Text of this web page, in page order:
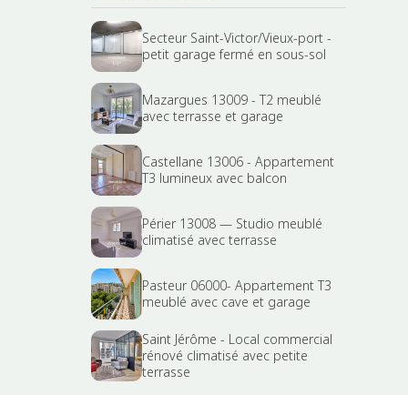
Secteur Saint-Victor/Vieux-port -
petit garage fermé en sous-sol
Mazargues 13009 - T2 meublé
avec terrasse et garage
Castellane 13006 - Appartement
T3 lumineux avec balcon
Périer 13008 — Studio meublé
climatisé avec terrasse
Pasteur 06000- Appartement T3
meublé avec cave et garage
Saint Jérôme - Local commercial
rénové climatisé avec petite
terrasse